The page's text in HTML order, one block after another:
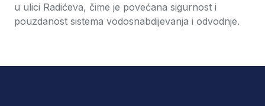
u ulici Radićeva, čime je povećana sigurnost i
pouzdanost sistema vodosnabdijevanja i odvodnje.